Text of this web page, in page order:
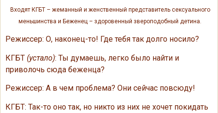
Входят КГБТ – жеманный и женственный представитель сексуального
меньшинства и Беженец – здоровенный звероподобный детина.
Режиссер: О, наконец-то! Где тебя так долго носило?
КГБТ (устало): Ты думаешь, легко было найти и
приволочь сюда беженца?
Режиссер: А в чем проблема? Они сейчас повсюду!
КГБТ: Так-то оно так, но никто из них не хочет покидать